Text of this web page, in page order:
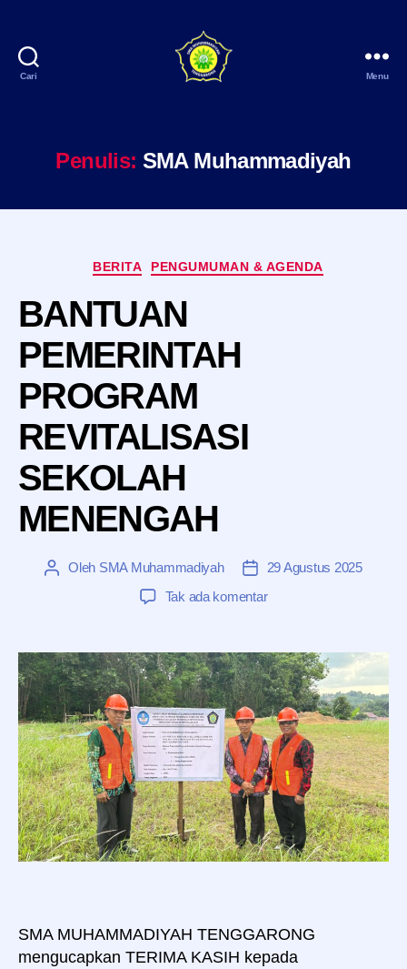
Cari Menu
Penulis: SMA Muhammadiyah
Kategori
BERITA PENGUMUMAN & AGENDA
BANTUAN
PEMERINTAH
PROGRAM
REVITALISASI
SEKOLAH
MENENGAH
Penulis
Oleh SMA Muhammadiyah
Tanggal
artikel
29 Agustus 2025
Tak ada komentarpada
PROGRAM
REVITALISASI
SEKOLAH
MENENGAH
SMA MUHAMMADIYAH TENGGARONG
mengucapkan TERIMA KASIH kepada